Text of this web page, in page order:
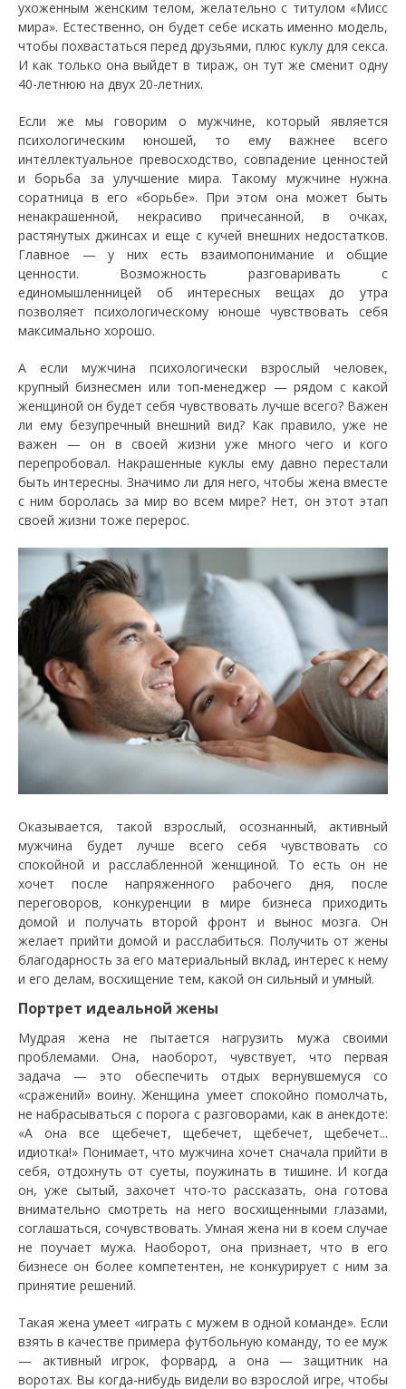
ухоженным женским телом, желательно с титулом «Мисс
мира». Естественно, он будет себе искать именно модель,
чтобы похвастаться перед друзьями, плюс куклу для секса.
И как только она выйдет в тираж, он тут же сменит одну
40-летнюю на двух 20-летних.
Если же мы говорим о мужчине, который является
психологическим юношей, то ему важнее всего
интеллектуальное превосходство, совпадение ценностей
и борьба за улучшение мира. Такому мужчине нужна
соратница в его «борьбе». При этом она может быть
ненакрашенной, некрасиво причесанной, в очках,
растянутых джинсах и еще с кучей внешних недостатков.
Главное — у них есть взаимопонимание и общие
ценности. Возможность разговаривать с
единомышленницей об интересных вещах до утра
позволяет психологическому юноше чувствовать себя
максимально хорошо.
А если мужчина психологически взрослый человек,
крупный бизнесмен или топ-менеджер — рядом с какой
женщиной он будет себя чувствовать лучше всего? Важен
ли ему безупречный внешний вид? Как правило, уже не
важен — он в своей жизни уже много чего и кого
перепробовал. Накрашенные куклы ему давно перестали
быть интересны. Значимо ли для него, чтобы жена вместе
с ним боролась за мир во всем мире? Нет, он этот этап
своей жизни тоже перерос.
Оказывается, такой взрослый, осознанный, активный
мужчина будет лучше всего себя чувствовать со
спокойной и расслабленной женщиной. То есть он не
хочет после напряженного рабочего дня, после
переговоров, конкуренции в мире бизнеса приходить
домой и получать второй фронт и вынос мозга. Он
желает прийти домой и расслабиться. Получить от жены
благодарность за его материальный вклад, интерес к нему
и его делам, восхищение тем, какой он сильный и умный.
Портрет идеальной жены
Мудрая жена не пытается нагрузить мужа своими
проблемами. Она, наоборот, чувствует, что первая
задача — это обеспечить отдых вернувшемуся со
«сражений» воину. Женщина умеет спокойно помолчать,
не набрасываться с порога с разговорами, как в анекдоте:
«А она все щебечет, щебечет, щебечет, щебечет...
идиотка!» Понимает, что мужчина хочет сначала прийти в
себя, отдохнуть от суеты, поужинать в тишине. И когда
он, уже сытый, захочет что-то рассказать, она готова
внимательно смотреть на него восхищенными глазами,
соглашаться, сочувствовать. Умная жена ни в коем случае
не поучает мужа. Наоборот, она признает, что в его
бизнесе он более компетентен, не конкурирует с ним за
принятие решений.
Такая жена умеет «играть с мужем в одной команде». Если
взять в качестве примера футбольную команду, то ее муж
— активный игрок, форвард, а она — защитник на
воротах. Вы когда-нибудь видели во взрослой игре, чтобы